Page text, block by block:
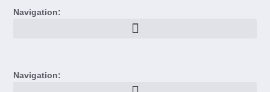
Navigation:
Navigation: